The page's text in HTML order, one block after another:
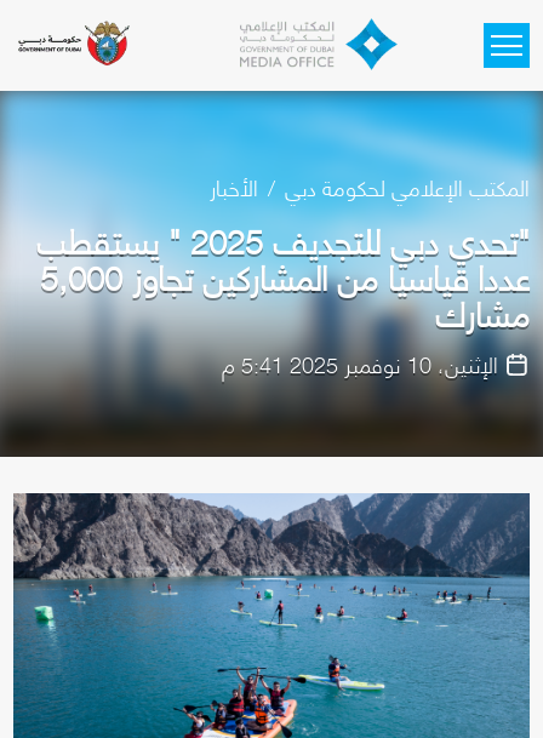
المكتب الإعلامي لحكومة دبي الأخبار
"تحدي دبي للتجديف 2025 " يستقطب
عددا قياسيا من المشاركين تجاوز 5,000
مشارك
الإثنين، 10 نوفمبر 2025 5:41 م